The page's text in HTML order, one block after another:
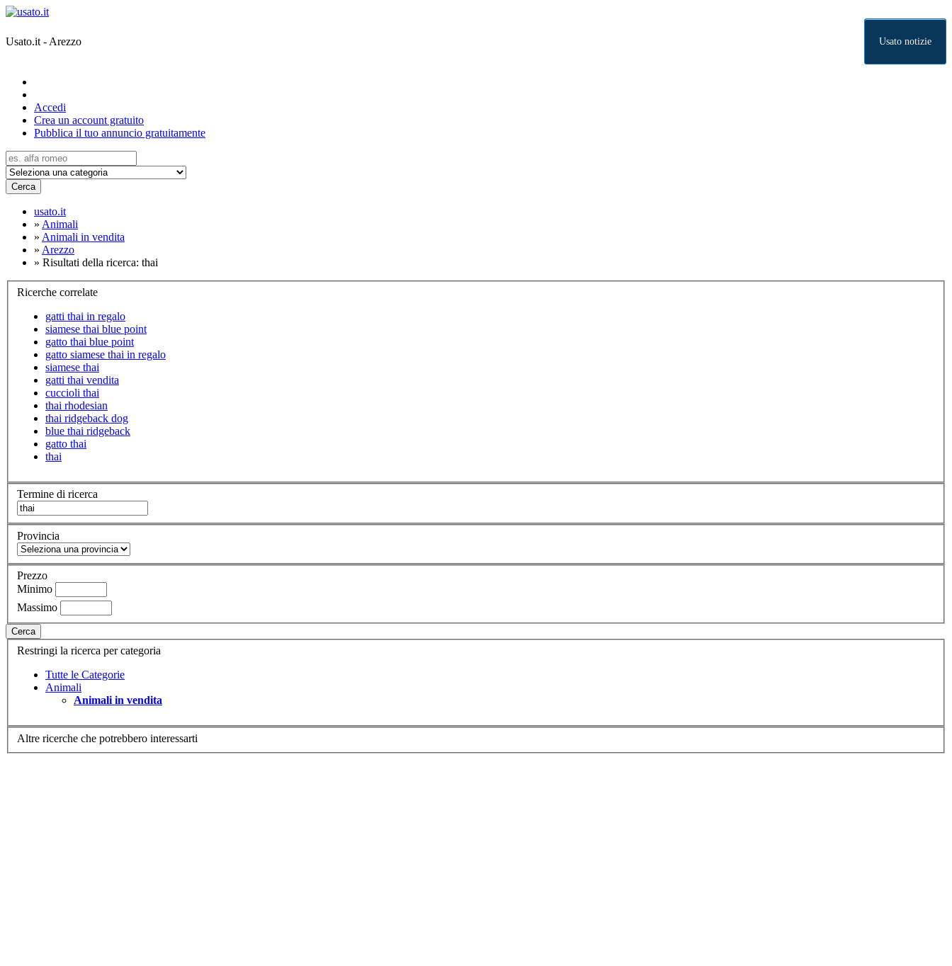
Usato.it - Arezzo Usato notizie
Accedi
Crea un account gratuito
Pubblica il tuo annuncio gratuitamente
Cerca
usato.it
» Animali
» Animali in vendita
» Arezzo
» Risultati della ricerca: thai
Ricerche correlate
gatti thai in regalo
siamese thai blue point
gatto thai blue point
gatto siamese thai in regalo
siamese thai
gatti thai vendita
cuccioli thai
thai rhodesian
thai ridgeback dog
blue thai ridgeback
gatto thai
thai
Termine di ricerca
Provincia
Prezzo
Minimo
Massimo
Cerca
Restringi la ricerca per categoria
Tutte le Categorie
Animali
Animali in vendita
Altre ricerche che potrebbero interessarti